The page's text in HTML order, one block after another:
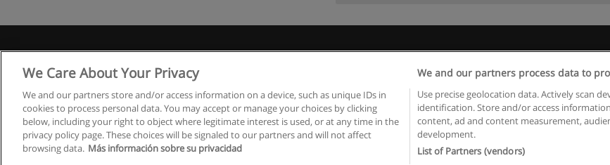
Copyright © Educaedu Business S.L. - CIF : B-95610580: -
We Care About Your Privacy
We and our partners store and/or access information on a device, such as unique IDs in
cookies to process personal data. You may accept or manage your choices by clicking
below, including your right to object where legitimate interest is used, or at any time in the
privacy policy page. These choices will be signaled to our partners and will not affect
browsing data. Más información sobre su privacidad
We and our partners process data to
Use precise geolocation data. Actively scan
identification. Store and/or access
content, ad and content measurement,
development.
List of Partners (vendors)